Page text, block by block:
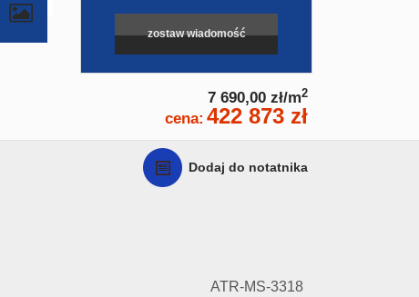
zostaw wiadomość
7 690,00 zł/m2
cena: 422 873 zł
Dodaj do notatnika
ATR-MS-3318